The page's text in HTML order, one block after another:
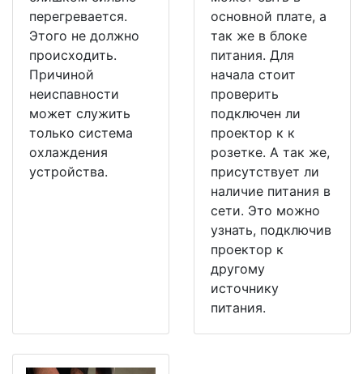
перегревается.
Этого не должно
происходить.
Причиной
неиспавности
может служить
только система
охлаждения
устройства.
основной плате, а
так же в блоке
питания. Для
начала стоит
проверить
подключен ли
проектор к к
розетке. А так же,
присутствует ли
наличие питания в
сети. Это можно
узнать, подключив
проектор к
другому
источнику
питания.